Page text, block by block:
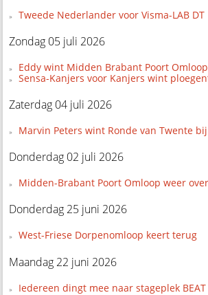
Tweede Nederlander voor Visma-LAB DT
Zondag 05 juli 2026
Eddy wint Midden Brabant Poort Omloop
Sensa-Kanjers voor Kanjers wint
Zaterdag 04 juli 2026
Marvin Peters wint Ronde van Twente
Donderdag 02 juli 2026
Midden-Brabant Poort Omloop weer
Donderdag 25 juni 2026
West-Friese Dorpenomloop keert terug
Maandag 22 juni 2026
Iedereen dingt mee naar stageplek BEAT